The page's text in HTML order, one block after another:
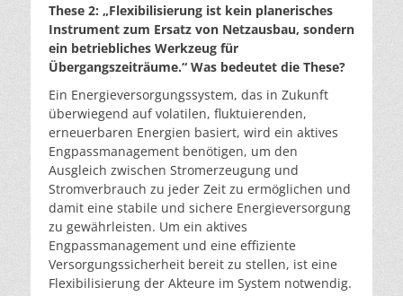
These 2: „Flexibilisierung ist kein planerisches
Instrument zum Ersatz von Netzausbau, sondern
ein betriebliches Werkzeug für
Übergangszeiträume.“ Was bedeutet die These?
Ein Energieversorgungssystem, das in Zukunft
überwiegend auf volatilen, fluktuierenden,
erneuerbaren Energien basiert, wird ein aktives
Engpassmanagement benötigen, um den
Ausgleich zwischen Stromerzeugung und
Stromverbrauch zu jeder Zeit zu ermöglichen und
damit eine stabile und sichere Energieversorgung
zu gewährleisten. Um ein aktives
Engpassmanagement und eine effiziente
Versorgungssicherheit bereit zu stellen, ist eine
Flexibilisierung der Akteure im System notwendig.